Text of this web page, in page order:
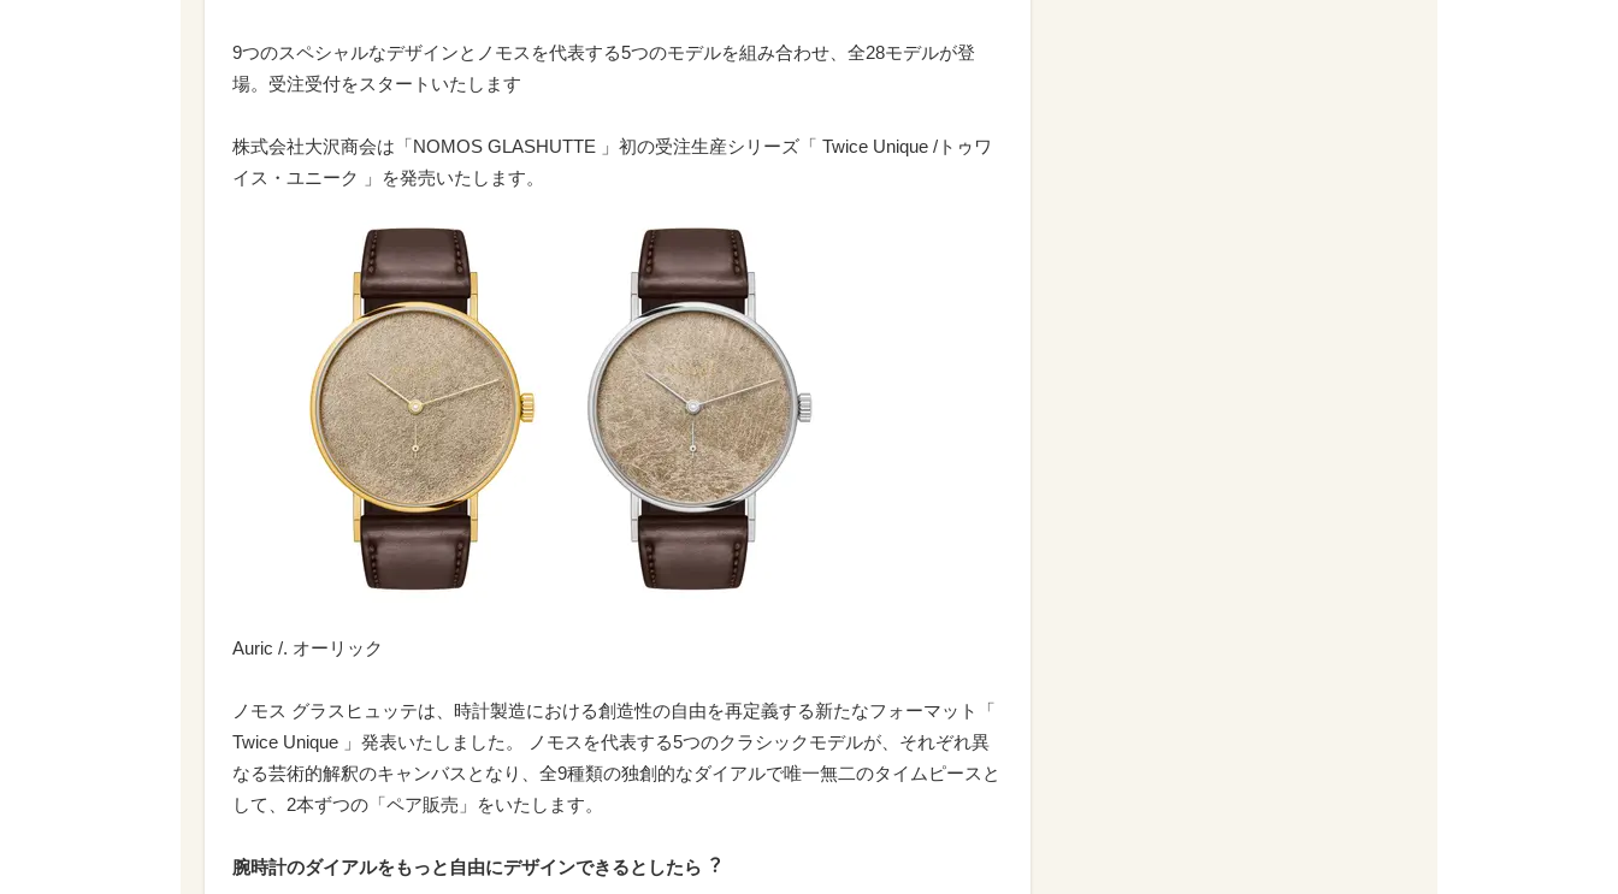
9つのスペシャルなデザインとノモスを代表する5つのモデルを組み合わせ、全28モデルが登
場。受注受付をスタートいたします
株式会社大沢商会は「NOMOS GLASHUTTE 」初の受注生産シリーズ「 Twice Unique /トゥワ
イス・ユニーク 」を発売いたします。
Auric /. オーリック
ノモス グラスヒュッテは、時計製造における創造性の自由を再定義する新たなフォーマット「
Twice Unique 」発表いたしました。 ノモスを代表する5つのクラシックモデルが、それぞれ異
なる芸術的解釈のキャンバスとなり、全9種類の独創的なダイアルで唯一無二のタイムピースと
して、2本ずつの「ペア販売」をいたします。
腕時計のダイアルをもっと自由にデザインできるとしたら︖